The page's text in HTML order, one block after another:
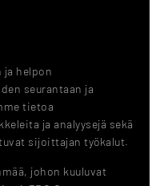
helpon
seurantaan ja
tietoa
ja analyysejä sekä
sijoittajan työkalut.
johon kuuluvat